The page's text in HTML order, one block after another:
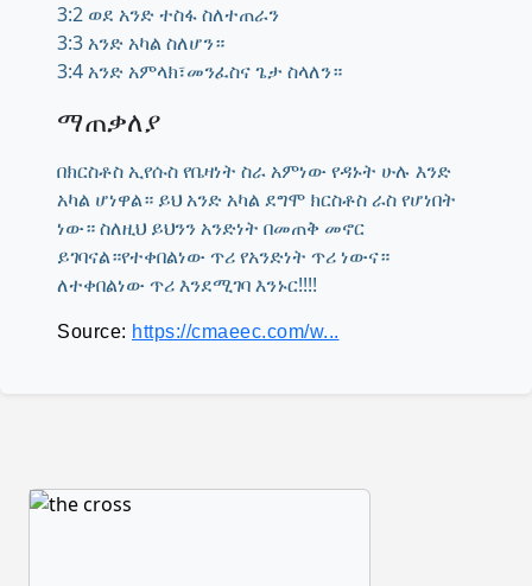
3:2 ወደ አንድ ተስፋ ስለተጠራን
3:3 አንድ አካል ስለሆን።
3:4 አንድ አምላክ፣መንፈስና ጌታ ስላለን።
ማጠቃለያ
በክርስቶስ ኢየሱስ የቤዛነት ስራ አምነው የዳኑት ሁሉ እንድ
አካል ሆነዋል። ይህ አንድ አካል ደግሞ ክርስቶስ ራስ የሆነበት
ነው። ስለዚህ ይህንን አንድነት በመጠቅ መኖር
ይገባናል።የተቀበልነው ጥሪ የአንድነት ጥሪ ነውና።
ለተቀበልነው ጥሪ እንደሚገባ እንኑር!!!!
Source: https://cmaeec.com/w...